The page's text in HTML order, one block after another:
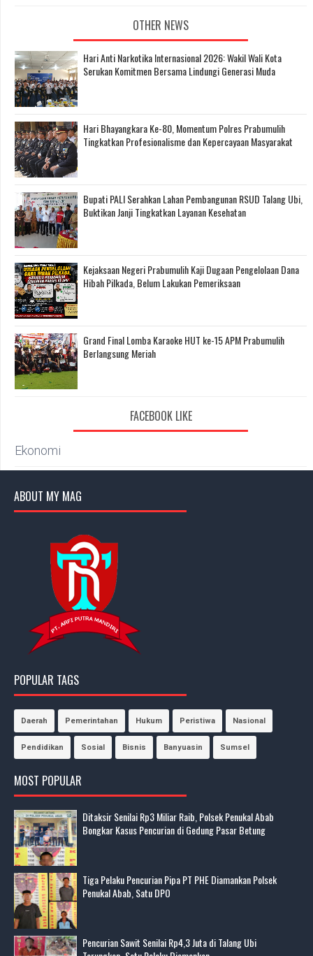
OTHER NEWS
Hari Anti Narkotika Internasional 2026: Wakil Wali Kota
Serukan Komitmen Bersama Lindungi Generasi Muda
Hari Bhayangkara Ke-80, Momentum Polres Prabumulih
Tingkatkan Profesionalisme dan Kepercayaan Masyarakat
Bupati PALI Serahkan Lahan Pembangunan RSUD Talang Ubi,
Buktikan Janji Tingkatkan Layanan Kesehatan
Kejaksaan Negeri Prabumulih Kaji Dugaan Pengelolaan Dana
Hibah Pilkada, Belum Lakukan Pemeriksaan
Grand Final Lomba Karaoke HUT ke-15 APM Prabumulih
Berlangsung Meriah
FACEBOOK LIKE
Ekonomi
ABOUT MY MAG
POPULAR TAGS
Daerah Pemerintahan Hukum Peristiwa Nasional
Pendidikan Sosial Bisnis Banyuasin Sumsel
MOST POPULAR
Ditaksir Senilai Rp3 Miliar Raib, Polsek Penukal Abab
Bongkar Kasus Pencurian di Gedung Pasar Betung
Tiga Pelaku Pencurian Pipa PT PHE Diamankan Polsek
Penukal Abab, Satu DPO
Pencurian Sawit Senilai Rp4,3 Juta di Talang Ubi